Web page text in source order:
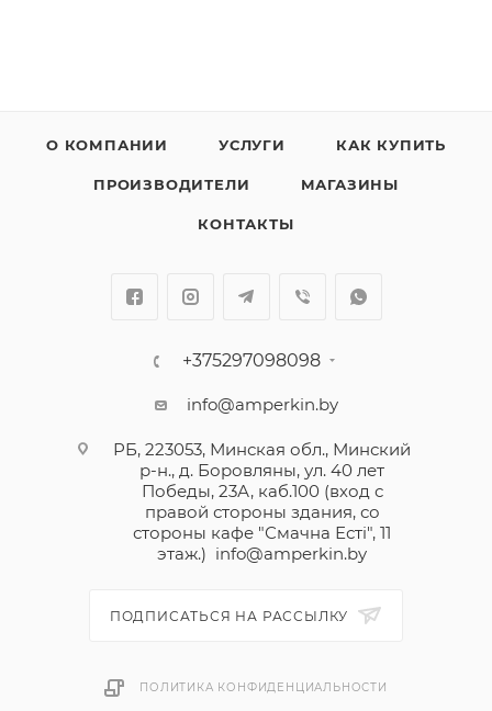
О КОМПАНИИ УСЛУГИ КАК КУПИТЬ
ПРОИЗВОДИТЕЛИ МАГАЗИНЫ
КОНТАКТЫ
+375297098098
info@amperkin.by
РБ, 223053, Минская обл., Минский
р-н., д. Боровляны, ул. 40 лет
Победы, 23А, каб.100 (вход с
правой стороны здания, со
стороны кафе "Смачна Естi", 11
этаж.) info@amperkin.by
ПОДПИСАТЬСЯ НА РАССЫЛКУ
ПОЛИТИКА КОНФИДЕНЦИАЛЬНОСТИ